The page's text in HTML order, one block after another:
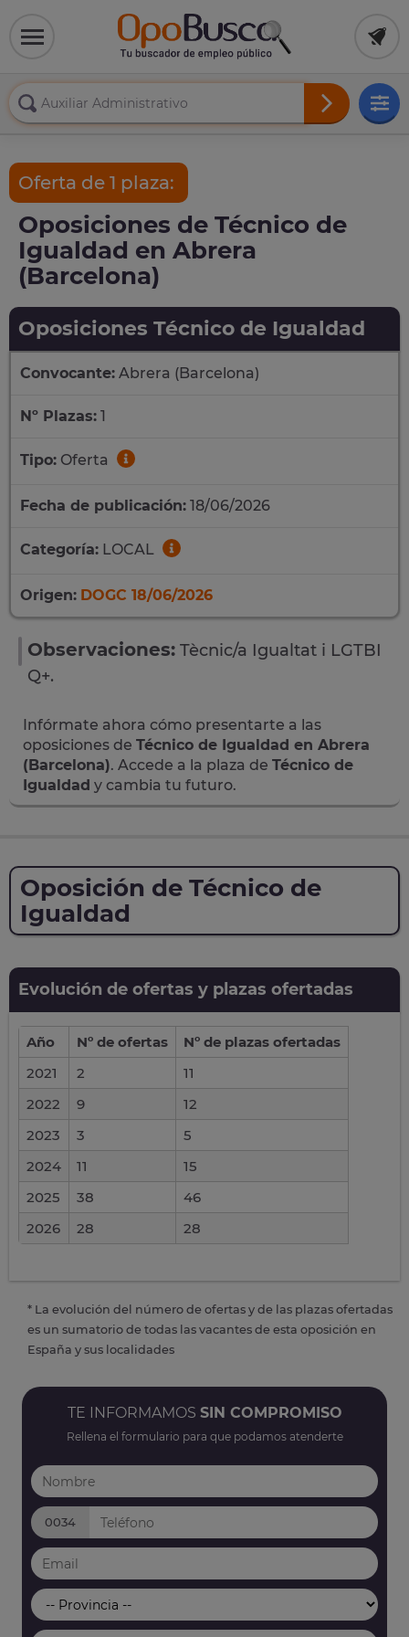
Oferta de 1 plaza:
Oposiciones de Técnico de
Igualdad en Abrera
(Barcelona)
Oposiciones Técnico de Igualdad
Convocante: Abrera (Barcelona)
Nº Plazas: 1
Tipo: Oferta
Fecha de publicación: 18/06/2026
Categoría: LOCAL
Origen: DOGC 18/06/2026
Observaciones: Tècnic/a Igualtat i LGTBI
Q+.
Infórmate ahora cómo presentarte a las
oposiciones de Técnico de Igualdad en Abrera
(Barcelona). Accede a la plaza de Técnico de
Igualdad y cambia tu futuro.
Oposición de Técnico de
Igualdad
Evolución de ofertas y plazas ofertadas
Año Nº de ofertas
Nº de plazas ofertadas
2021
2
11
2022
9
12
2023
3
5
2024
11
15
2025
38
46
2026
28 28
* La evolución del número de ofertas y de las plazas ofertadas
es un sumatorio de todas las vacantes de esta oposición en
España y sus localidades
TE INFORMAMOS SIN COMPROMISO
Rellena el formulario para que podamos atenderte
0034